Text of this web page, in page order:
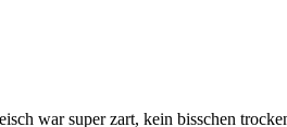
war super zart, kein bisschen